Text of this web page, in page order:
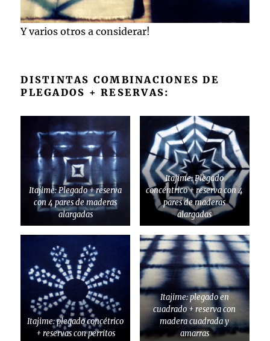
Y varios otros a considerar!
DISTINTAS COMBINACIONES DE
PLEGADOS + RESERVAS:
Itajime: Plegado + reserva
con 4 pares de maderas
alargadas
Itajime: Plegado
concéntrico + reserva con 4
pares de maderas
alargadas
Itajime: plegado concétrico
+ reservas con perritos
Itajime: plegado en
cuadrado + reserva con
madera cuadrada y
amarras